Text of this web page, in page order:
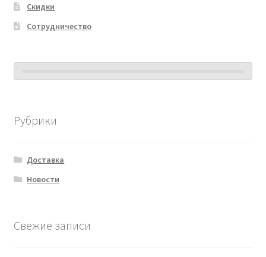
Скидки
Сотрудничество
Рубрики
Доставка
Новости
Свежие записи